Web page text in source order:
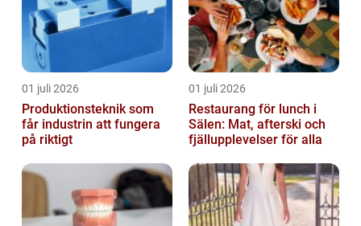
01 juli 2026
Produktionsteknik som
får industrin att fungera
på riktigt
01 juli 2026
Restaurang för lunch i
Sälen: Mat, afterski och
fjällupplevelser för alla